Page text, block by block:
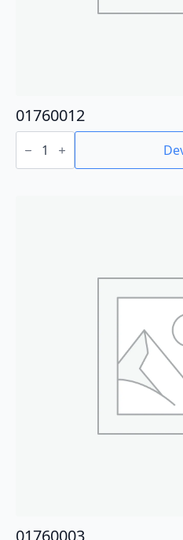
01760012
01760012
adet
01760003